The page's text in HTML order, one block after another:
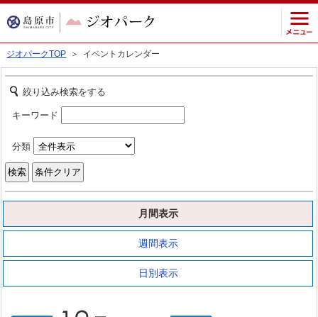
ジオパークTOP ＞ イベントカレンダー
絞り込み検索をする
キーワード
分類
月間表示
週間表示
日別表示